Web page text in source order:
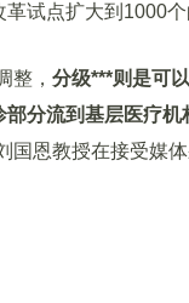
试点扩大到1000个
， 分级***则是可
分流到基层医疗
国恩教授在接受媒